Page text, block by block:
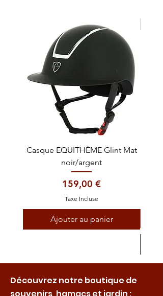
Casque EQUITHÈME Glint Mat
noir/argent
Prix
159,00 €
Taxe Incluse
Ajouter au panier
Découvrez notre boutique de